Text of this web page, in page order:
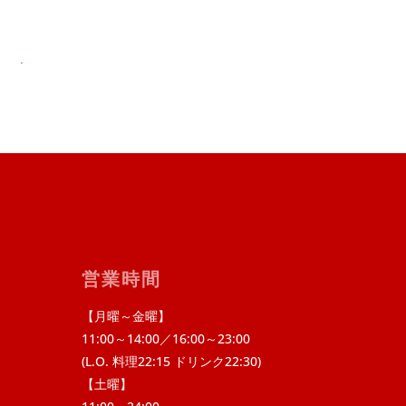
営業時間
【月曜～金曜】
11:00～14:00／16:00～23:00
(L.O. 料理22:15 ドリンク22:30)
【土曜】